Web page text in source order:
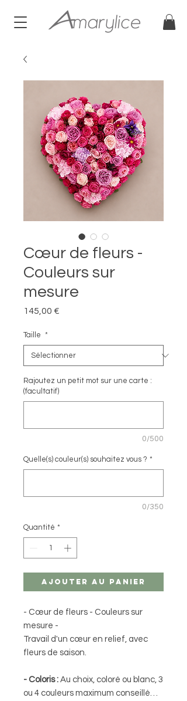
Cœur de fleurs -
Couleurs sur
mesure
145,00 €
Taille *
Rajoutez un petit mot sur une carte :
(facultatif)
0/500
Quelle(s) couleur(s) souhaitez vous ? *
0/350
Quantité *
Ajouter au panier
- Cœur de fleurs - Couleurs sur
mesure -
Travail d'un cœur en relief, avec
fleurs de saison.
- Coloris : Au choix, coloré ou blanc, 3
ou 4 couleurs maximum conseillé…